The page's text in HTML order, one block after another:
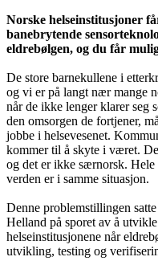
Norske helseinstitusjoner
banebrytende
eldrebølgen, og du får
De store barnekullene i
og vi er på langt nær mange
når de ikke lenger klarer seg
den omsorgen de fortjener,
jobbe i helsevesenet.
kommer til å skyte i været.
og det er ikke særnorsk. Hele
verden er i samme situasjon.
Denne problemstillingen
Helland på sporet av å
helseinstitusjonene når
utvikling, testing og